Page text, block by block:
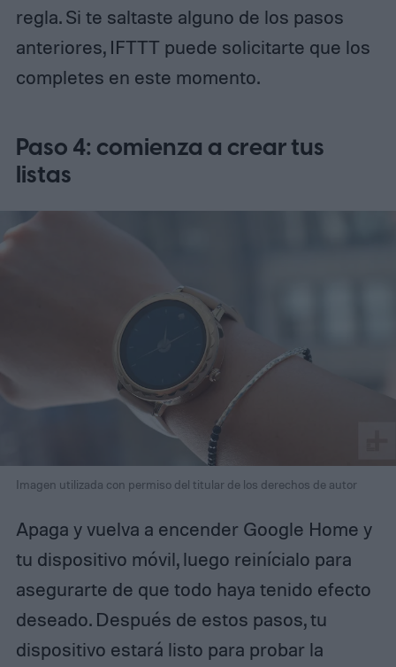
regla. Si te saltaste alguno de los pasos
anteriores, IFTTT puede solicitarte que los
completes en este momento.
Paso 4: comienza a crear tus
listas
Imagen utilizada con permiso del titular de los derechos de autor
Apaga y vuelva a encender Google Home y
tu dispositivo móvil, luego reinícialo para
asegurarte de que todo haya tenido efecto
deseado. Después de estos pasos, tu
dispositivo estará listo para probar la